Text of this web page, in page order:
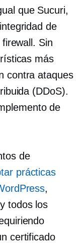
que Sucuri,
de
Sin
más
contra ataques
(DDoS).
de
de
prácticas
,
todos los
certificado